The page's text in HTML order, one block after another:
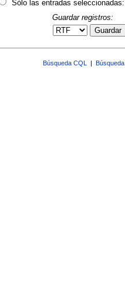
Sólo las entradas seleccionadas:
Guardar registros:
Guardar
Búsqueda CQL